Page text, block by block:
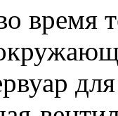
время